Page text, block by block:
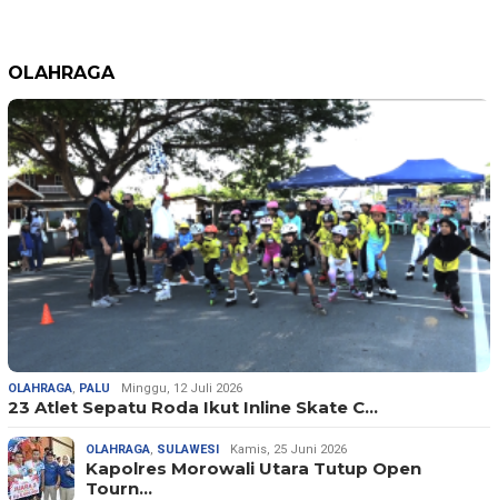
OLAHRAGA
OLAHRAGA, PALU Minggu, 12 Juli 2026
23 Atlet Sepatu Roda Ikut Inline Skate C…
OLAHRAGA, SULAWESI Kamis, 25 Juni 2026
Kapolres Morowali Utara Tutup Open
Tourn…